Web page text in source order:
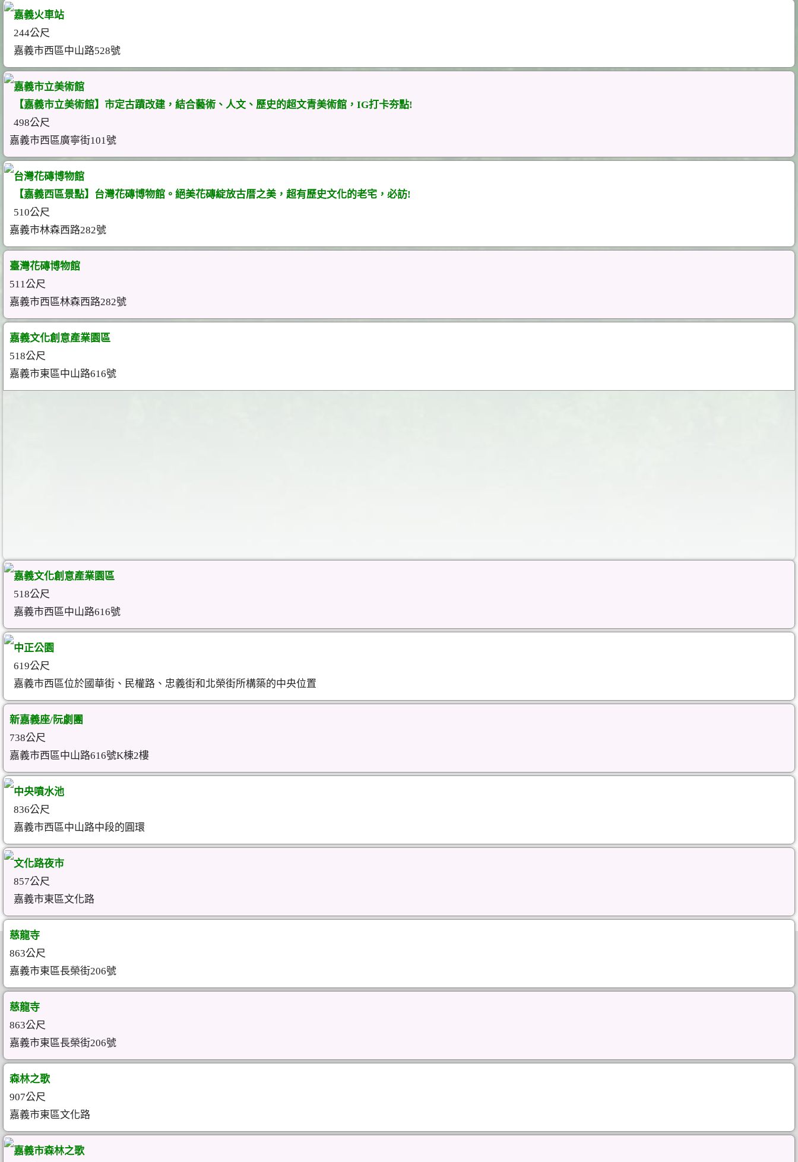
嘉義火車站
244公尺
嘉義市西區中山路528號
嘉義市立美術館
【嘉義市立美術館】市定古蹟改建，結合藝術、人文、歷史的超文青美術館，IG打卡夯點!
498公尺
嘉義市西區廣寧街101號
台灣花磚博物館
【嘉義西區景點】台灣花磚博物館。絕美花磚綻放古厝之美，超有歷史文化的老宅，必訪!
510公尺
嘉義市林森西路282號
臺灣花磚博物館
511公尺
嘉義市西區林森西路282號
嘉義文化創意產業園區
518公尺
嘉義市東區中山路616號
嘉義文化創意產業園區
518公尺
嘉義市西區中山路616號
中正公園
619公尺
嘉義市西區位於國華街、民權路、忠義街和北榮街所構築的中央位置
新嘉義座/阮劇團
738公尺
嘉義市西區中山路616號K棟2樓
中央噴水池
836公尺
嘉義市西區中山路中段的圓環
文化路夜市
857公尺
嘉義市東區文化路
慈龍寺
863公尺
嘉義市東區長榮街206號
慈龍寺
863公尺
嘉義市東區長榮街206號
森林之歌
907公尺
嘉義市東區文化路
嘉義市森林之歌